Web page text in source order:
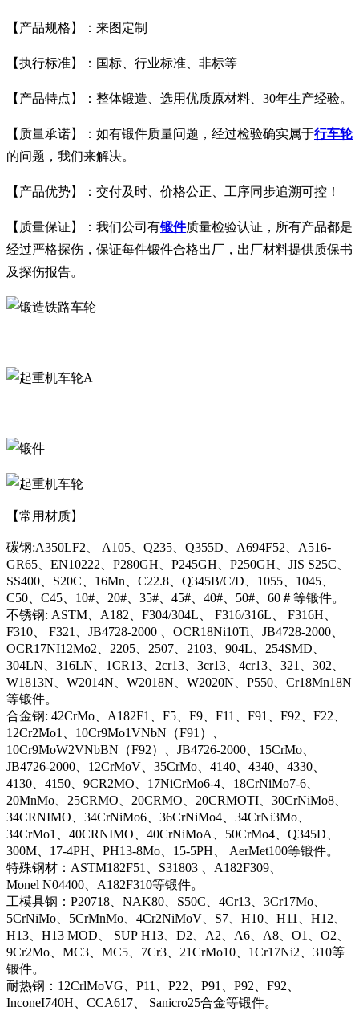
【产品规格】：来图定制
【执行标准】：国标、行业标准、非标等
【产品特点】：整体锻造、选用优质原材料、30年生产经验。
【质量承诺】：如有锻件质量问题，经过检验确实属于行车轮
的问题，我们来解决。
【产品优势】：交付及时、价格公正、工序同步追溯可控！
【质量保证】：我们公司有锻件质量检验认证，所有产品都是
经过严格探伤，保证每件锻件合格出厂，出厂材料提供质保书
及探伤报告。
A
【常用材质】
碳钢:A350LF2、 A105、Q235、Q355D、A694F52、A516-
GR65、EN10222、P280GH、P245GH、P250GH、JIS S25C、
SS400、S20C、16Mn、C22.8、Q345B/C/D、1055、1045、
C50、C45、10#、20#、35#、45#、40#、50#、60＃等锻件。
不锈钢: ASTM、A182、F304/304L、 F316/316L、 F316H、
F310、 F321、JB4728-2000 、OCR18Ni10Ti、JB4728-2000、
OCR17NI12Mo2、2205、2507、2103、904L、254SMD、
304LN、316LN、1CR13、2cr13、3cr13、4cr13、321、302、
W1813N、W2014N、W2018N、W2020N、P550、Cr18Mn18N
等锻件。
合金钢: 42CrMo、A182F1、F5、F9、F11、F91、F92、F22、
12Cr2Mo1、10Cr9Mo1VNbN（F91）、
10Cr9MoW2VNbBN（F92）、JB4726-2000、15CrMo、
JB4726-2000、12CrMoV、35CrMo、4140、4340、4330、
4130、4150、9CR2MO、17NiCrMo6-4、18CrNiMo7-6、
20MnMo、25CRMO、20CRMO、20CRMOTI、30CrNiMo8、
34CRNIMO、34CrNiMo6、36CrNiMo4、34CrNi3Mo、
34CrMo1、40CRNIMO、40CrNiMoA、50CrMo4、Q345D、
300M、17-4PH、PH13-8Mo、15-5PH、 AerMet100等锻件。
特殊钢材：ASTM182F51、S31803 、A182F309、
Monel N04400、A182F310等锻件。
工模具钢：P20718、NAK80、S50C、4Cr13、3Cr17Mo、
5CrNiMo、5CrMnMo、4Cr2NiMoV、S7、H10、H11、H12、
H13、H13 MOD、 SUP H13、D2、A2、A6、A8、O1、O2、
9Cr2Mo、MC3、MC5、7Cr3、21CrMo10、1Cr17Ni2、310等
锻件。
耐热钢：12CrlMoVG、P11、P22、P91、P92、F92、
InconeI740H、CCA617、 Sanicro25合金等锻件。